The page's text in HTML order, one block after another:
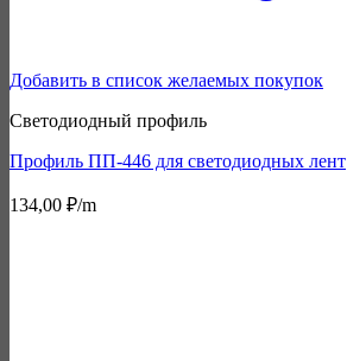
Добавить в список желаемых покупок
Светодиодный профиль
Профиль ПП-446 для светодиодных лент
134,00 ₽/m